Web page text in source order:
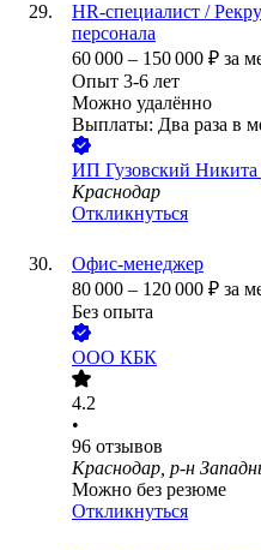
HR-специалист /
персонала
60 000 – 150 000 ₽ за
Опыт 3-6 лет
Можно удалённо
Выплаты: Два раза в
ИП Гузовский
Краснодар
Откликнуться
Офис-менеджер
80 000 – 120 000 ₽ за
Без опыта
ООО КБК
4.2
•
96 отзывов
Краснодар, р-н
Можно без резюме
Откликнуться